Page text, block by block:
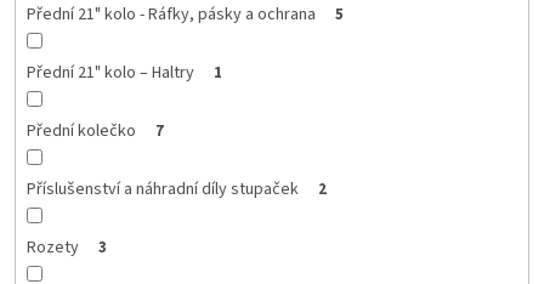
Přední 21" kolo - Ráfky, pásky a ochrana 5
Přední 21" kolo – Haltry 1
Přední kolečko 7
Příslušenství a náhradní díly stupaček 2
Rozety 3